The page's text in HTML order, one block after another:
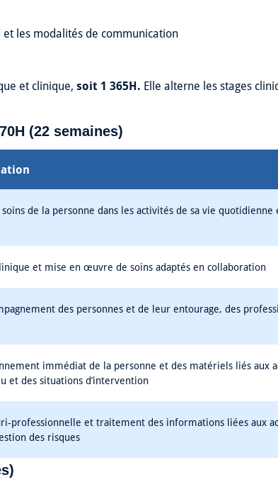
les modalités de communication
et clinique, soit 1 365H. Elle alterne les stages
(22 semaines)
de la personne dans les activités de sa vie quotidienne
et mise en œuvre de soins adaptés en collaboration
des personnes et de leur entourage, des
immédiat de la personne et des matériels liés aux
et des situations d’intervention
professionnelle et traitement des informations liées aux
des risques